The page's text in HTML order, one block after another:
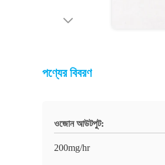
পণ্যের বিবরণ
ওজোন আউটপুট:
200mg/hr